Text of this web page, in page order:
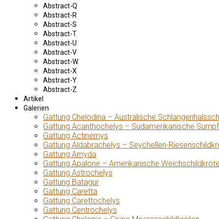
Abstract-Q
Abstract-R
Abstract-S
Abstract-T
Abstract-U
Abstract-V
Abstract-W
Abstract-X
Abstract-Y
Abstract-Z
Artikel
Galerien
Gattung Chelodina – Australische
Gattung Acanthochelys – Südamerikanische
Gattung Actinemys
Gattung Aldabrachelys – Seychellen-
Gattung Amyda
Gattung Apalone – Amerikanische
Gattung Astrochelys
Gattung Batagur
Gattung Caretta
Gattung Carettochelys
Gattung Centrochelys